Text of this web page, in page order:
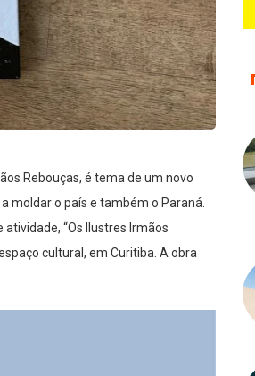
Rebouças, é tema de um novo
moldar o país e também o Paraná.
“Os Ilustres Irmãos
cultural, em Curitiba. A obra